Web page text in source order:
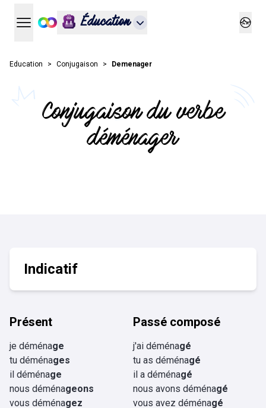
Ouvrir le menu principal
Éducation
Education Conjugaison Demenager
Conjugaison du verbe
déménager
Indicatif
Présent
je déménage
tu déménages
il déménage
nous déménageons
vous déménagez
Passé composé
j'ai déménagé
tu as déménagé
il a déménagé
nous avons déménagé
vous avez déménagé